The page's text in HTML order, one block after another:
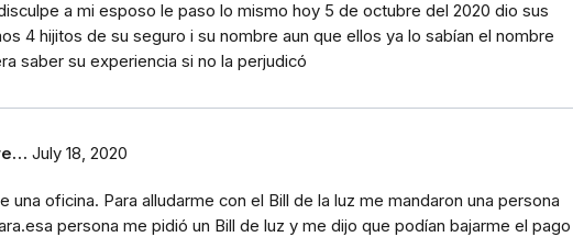
a mi esposo le paso lo mismo hoy 5 de octubre del 2020 dio sus
4 hijitos de su seguro i su nombre aun que ellos ya lo sabían el nombre
saber su experiencia si no la perjudicó
July 18, 2020
una oficina. Para alludarme con el Bill de la luz me mandaron una persona
persona me pidió un Bill de luz y me dijo que podían bajarme el pago